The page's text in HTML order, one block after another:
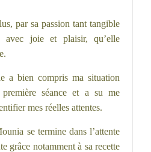
par sa passion tant tangible
avec joie et plaisir, qu’elle
a bien compris ma situation
séance et a su me
mes réelles attentes.
se termine dans l’attente
grâce notamment à sa recette